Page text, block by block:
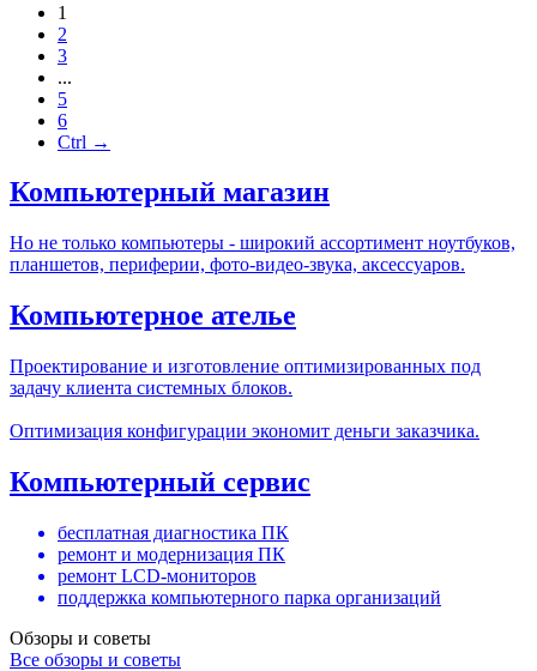
1
2
3
...
5
6
Ctrl →
Компьютерный магазин
Но не только компьютеры - широкий ассортимент ноутбуков,
планшетов, периферии, фото-видео-звука, аксессуаров.
Компьютерное ателье
Проектирование и изготовление оптимизированных под
задачу клиента системных блоков.
Оптимизация конфигурации экономит деньги заказчика.
Компьютерный сервис
бесплатная диагностика ПК
ремонт и модернизация ПК
ремонт LCD-мониторов
поддержка компьютерного парка организаций
Обзоры и советы
Все обзоры и советы